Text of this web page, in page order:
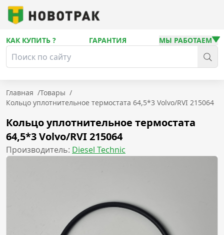
КАК КУПИТЬ ? ГАРАНТИЯ МЫ РАБОТАЕМ
Главная /Товары /
Кольцо уплотнительное термостата 64,5*3 Volvo/RVI 215064
Кольцо уплотнительное термостата
64,5*3 Volvo/RVI 215064
Производитель: Diesel Technic